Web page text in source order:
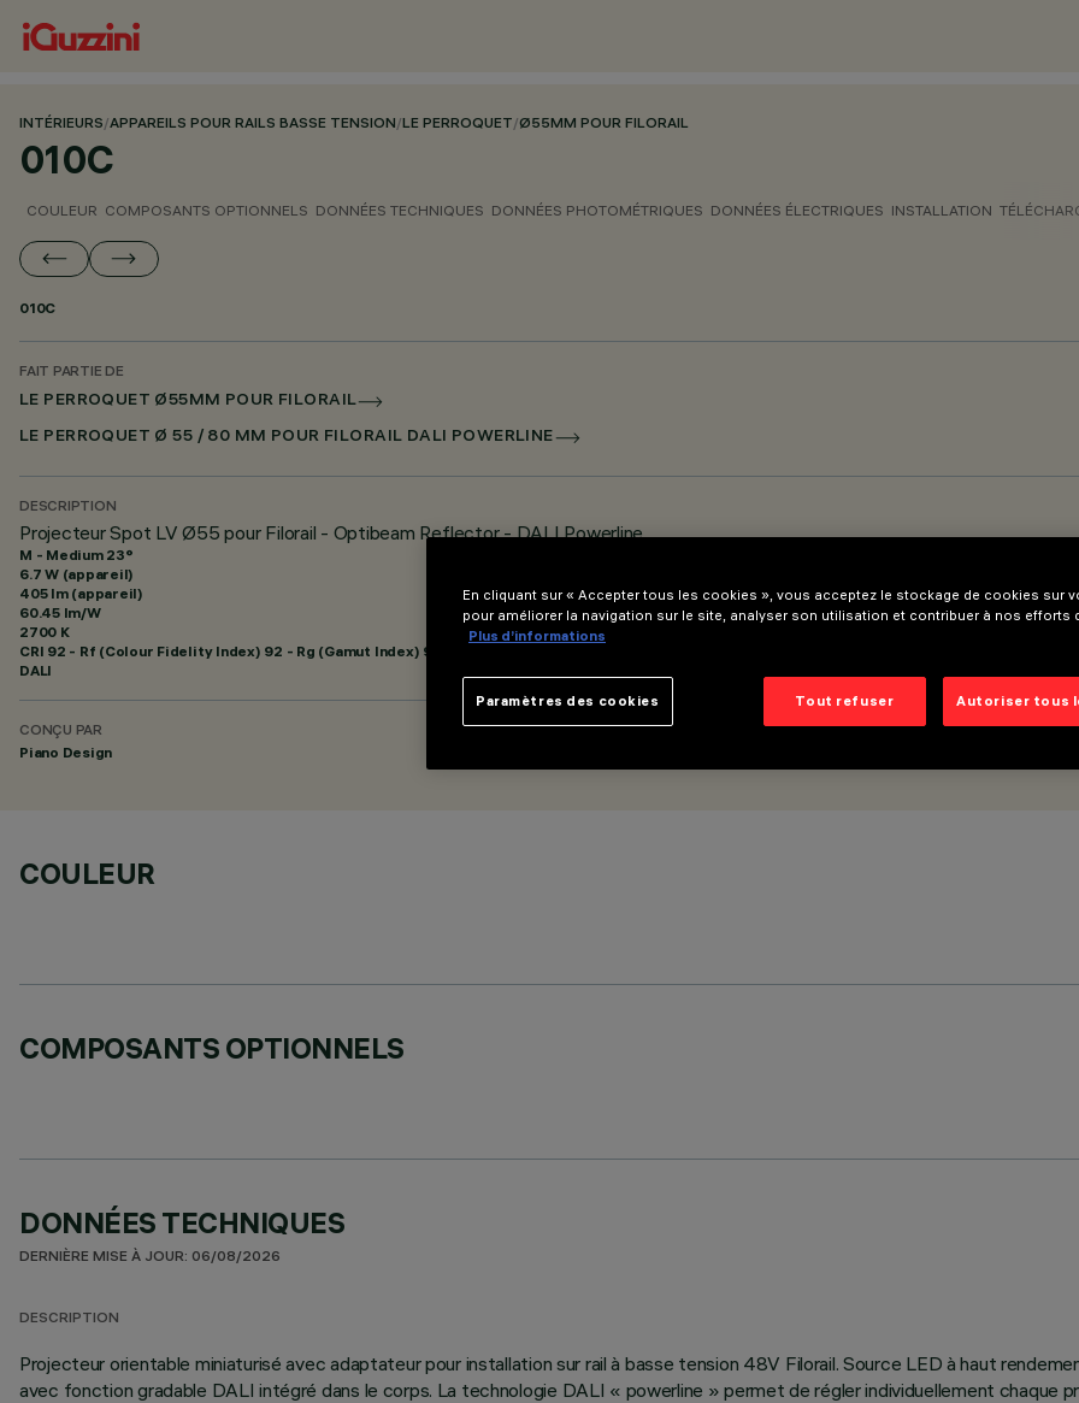
INTÉRIEURS/APPAREILS POUR RAILS BASSE TENSION/LE PERROQUET/Ø55MM POUR FILORAIL
010C
COULEUR COMPOSANTS OPTIONNELS DONNÉES TECHNIQUES DONNÉES PHOTOMÉTRIQUES DONNÉES ÉLECTRIQUES INSTALLATION
010C
FAIT PARTIE DE
LE PERROQUET Ø55MM POUR FILORAIL
LE PERROQUET Ø 55 / 80 MM POUR FILORAIL DALI POWERLINE
DESCRIPTION
Projecteur Spot LV Ø55 pour Filorail - Optibeam Reflector - DALI Powerline
M - Medium 23°
6.7 W (appareil)
405 lm (appareil)
60.45 lm/W
2700 K
CRI 92 - Rf (Colour Fidelity Index) 92 - Rg (Gamut Index) 97
DALI
CONÇU PAR
Piano Design
COULEUR
COMPOSANTS OPTIONNELS
DONNÉES TECHNIQUES
DERNIÈRE MISE À JOUR: 06/08/2026
DESCRIPTION
Projecteur orientable miniaturisé avec adaptateur pour installation sur rail à basse tension 48V Filorail. Source LED à haut
avec fonction gradable DALI intégré dans le corps. La technologie DALI « powerline » permet de régler individuellement chaque
En cliquant sur « Accepter tous les cookies », vous acceptez le stockage de cookies sur
pour améliorer la navigation sur le site, analyser son utilisation et contribuer à nos efforts
Plus d’informations
Tout refuser Autoriser tous
Paramètres des cookies